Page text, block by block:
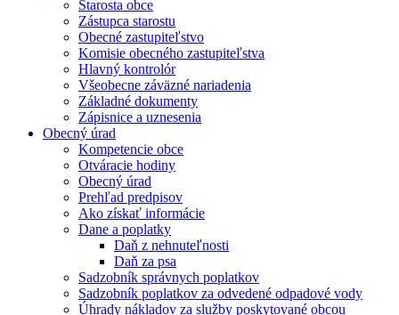
Starosta obce
Zástupca starostu
Obecné zastupiteľstvo
Komisie obecného zastupiteľstva
Hlavný kontrolór
Všeobecne záväzné nariadenia
Základné dokumenty
Zápisnice a uznesenia
Obecný úrad
Kompetencie obce
Otváracie hodiny
Obecný úrad
Prehľad predpisov
Ako získať informácie
Dane a poplatky
Daň z nehnuteľnosti
Daň za psa
Sadzobník správnych poplatkov
Sadzobník poplatkov za odvedené odpadové vody
Úhrady nákladov za služby poskytované obcou